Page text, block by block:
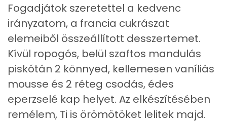
Összesen 485 kcal
Fogadjátok szeretettel a kedvenc
irányzatom, a francia cukrászat
elemeiből összeállított desszertemet.
Kívül ropogós, belül szaftos mandulás
piskótán 2 könnyed, kellemesen vaníliás
mousse és 2 réteg csodás, édes
eperzselé kap helyet. Az elkészítésében
remélem, Ti is örömötöket lelitek majd.